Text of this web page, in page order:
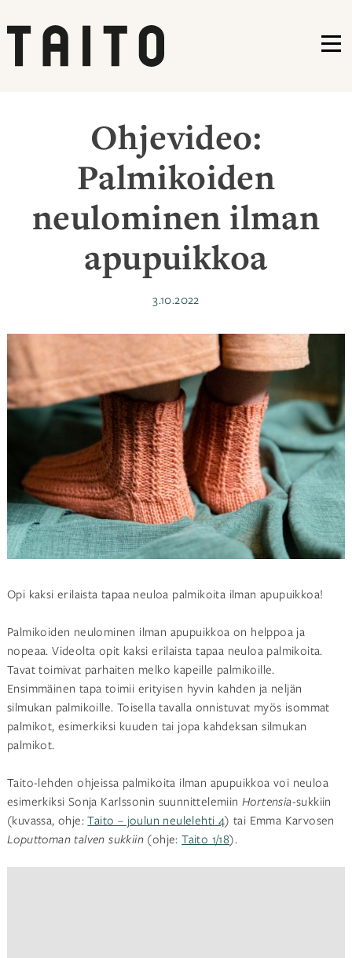
Ohjevideo:
Palmikoiden
neulominen ilman
apupuikkoa
Julkaistu
3.10.2022
Opi kaksi erilaista tapaa neuloa palmikoita ilman apupuikkoa!
Palmikoiden neulominen ilman apupuikkoa on helppoa ja
nopeaa. Videolta opit kaksi erilaista tapaa neuloa palmikoita.
Tavat toimivat parhaiten melko kapeille palmikoille.
Ensimmäinen tapa toimii erityisen hyvin kahden ja neljän
silmukan palmikoille. Toisella tavalla onnistuvat myös isommat
palmikot, esimerkiksi kuuden tai jopa kahdeksan silmukan
palmikot.
Taito-lehden ohjeissa palmikoita ilman apupuikkoa voi neuloa
esimerkiksi Sonja Karlssonin suunnittelemiin Hortensia-sukkiin
(kuvassa, ohje:Taito – joulun neulelehti 4) tai Emma Karvosen
Loputtoman talven sukkiin (ohje:Taito 1/18).